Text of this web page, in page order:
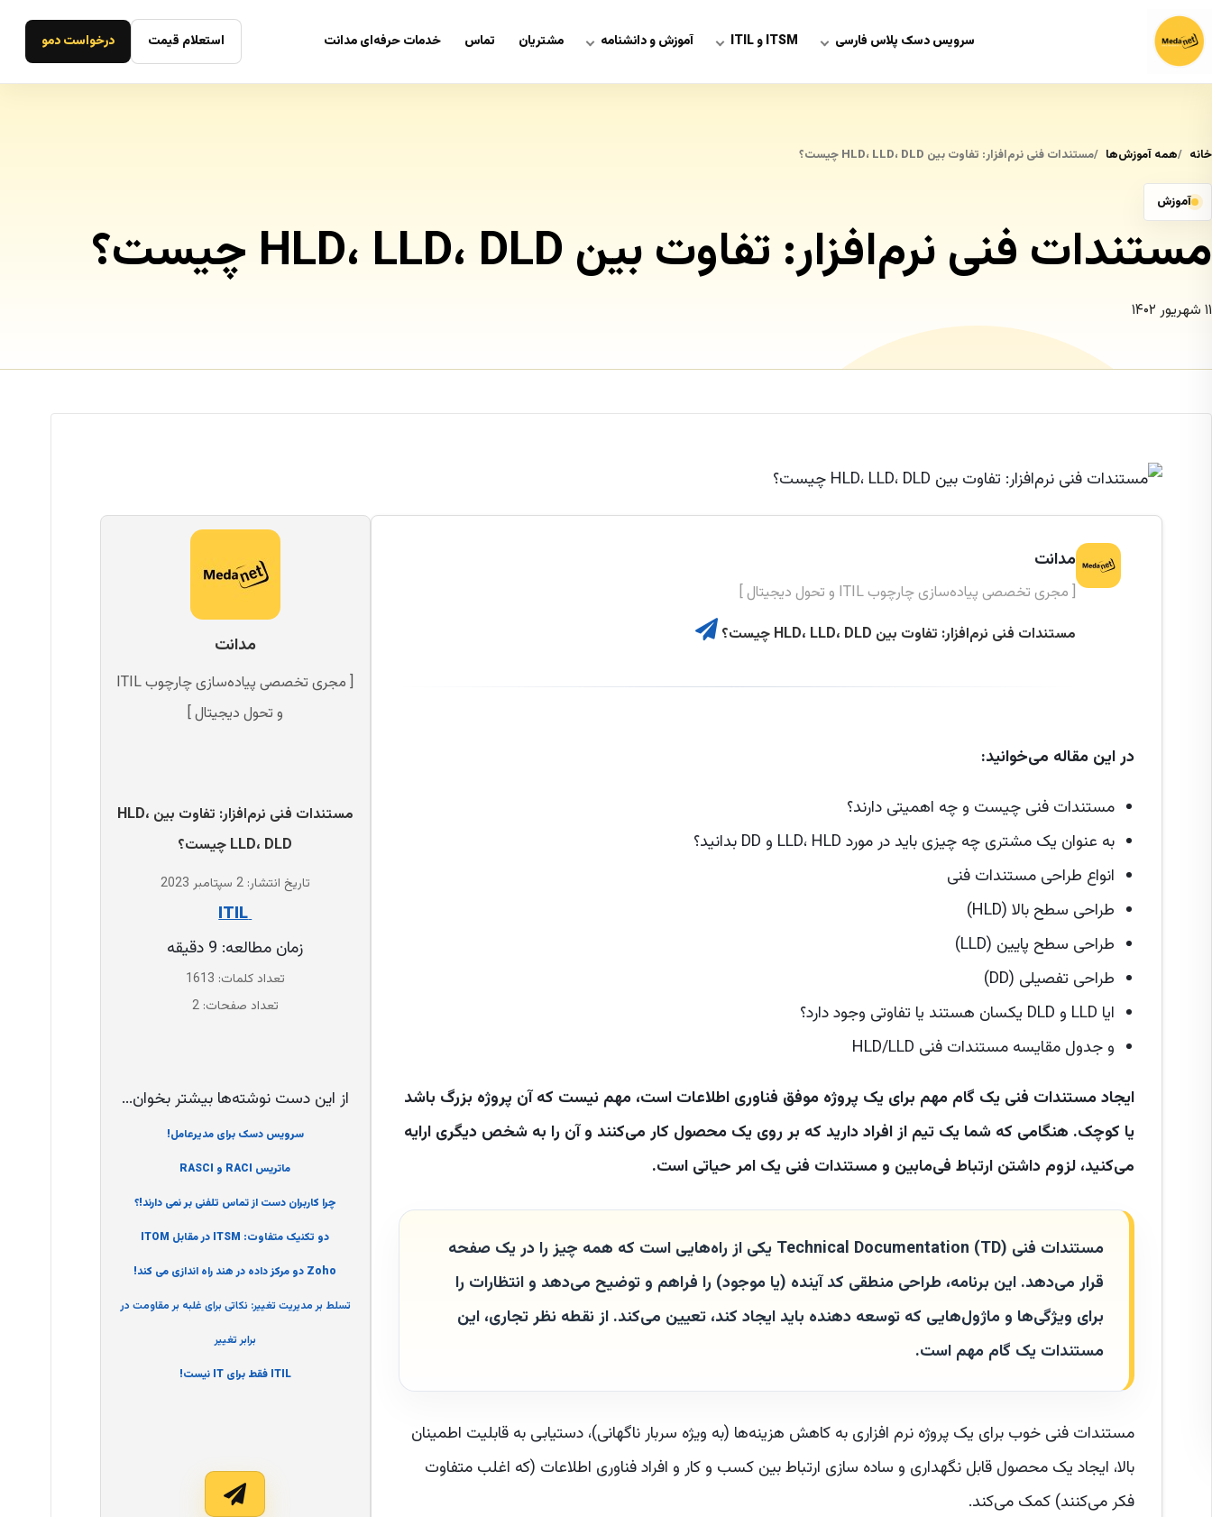
سرویس دسک پلاس فارسی ITSM و ITIL آموزش و دانشنامه مشتریان تماس خدمات حرفه‌ای مدانت استعلام قیمت درخواست دمو
خانه همه آموزش‌ها مستندات فنی نرم‌افزار: تفاوت بین HLD، LLD، DLD چیست؟
آموزش
مستندات فنی نرم‌افزار: تفاوت بین HLD، LLD، DLD چیست؟
۱۱ شهریور ۱۴۰۲
مدانت
[ مجری تخصصی پیاده‌سازی چارچوب ITIL و تحول دیجیتال ]
مستندات فنی نرم‌افزار: تفاوت بین HLD، LLD، DLD چیست؟
در این مقاله می‌خوانید:
مستندات فنی چیست و چه اهمیتی دارند؟
به عنوان یک مشتری چه چیزی باید در مورد LLD، HLD و DD بدانید؟
انواع طراحی مستندات فنی
طراحی سطح بالا (HLD)
طراحی سطح پایین (LLD)
طراحی تفصیلی (DD)
ایا LLD و DLD یکسان هستند یا تفاوتی وجود دارد؟
و جدول مقایسه مستندات فنی HLD/LLD
ایجاد مستندات فنی یک گام مهم برای یک پروژه موفق فناوری اطلاعات است، مهم نیست که آن پروژه بزرگ باشد
یا کوچک. هنگامی که شما یک تیم از افراد دارید که بر روی یک محصول کار می‌کنند و آن را به شخص دیگری ارایه
می‌کنید، لزوم داشتن ارتباط فی‌مابین و مستندات فنی یک امر حیاتی است.
مستندات فنی (TD) Technical Documentation یکی از راه‌هایی است که همه چیز را در یک صفحه
قرار می‌دهد. این برنامه، طراحی منطقی کد آینده (یا موجود) را فراهم و توضیح می‌دهد و انتظارات را
برای ویژگی‌ها و ماژول‌هایی که توسعه دهنده باید ایجاد کند، تعیین می‌کند. از نقطه نظر تجاری، این
مستندات یک گام مهم است.
مستندات فنی خوب برای یک پروژه نرم افزاری به کاهش هزینه‌ها (به ویژه سربار ناگهانی)، دستیابی به قابلیت اطمینان
بالا، ایجاد یک محصول قابل نگهداری و ساده سازی ارتباط بین کسب و کار و افراد فناوری اطلاعات (که اغلب متفاوت
فکر می‌کنند) کمک می‌کند.
مدانت
[ مجری تخصصی پیاده‌سازی چارچوب ITIL
و تحول دیجیتال ]
مستندات فنی نرم‌افزار: تفاوت بین HLD،
LLD، DLD چیست؟
تاریخ انتشار: 2 سپتامبر 2023
‌ ITIL
زمان مطالعه: 9 دقیقه
تعداد کلمات: 1613
تعداد صفحات: 2
از این دست نوشته‌ها بیشتر بخوان...
سرویس دسک برای مدیرعامل‌!
ماتریس RACI و RASCI
چرا کاربران دست از تماس تلفنی بر نمی دارند!؟
دو تکنیک متفاوت: ITSM در مقابل ITOM
Zoho دو مرکز داده در هند راه اندازی می کند!
تسلط بر مدیریت تغییر: نکاتی برای غلبه بر مقاومت در
برابر تغییر
ITIL فقط برای IT نیست!